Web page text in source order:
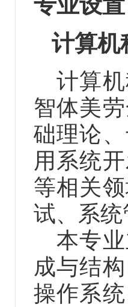
专业设置
计算机
计算
智体美
础理论
用系统
等相关
试、系
本专
成与结
操作系